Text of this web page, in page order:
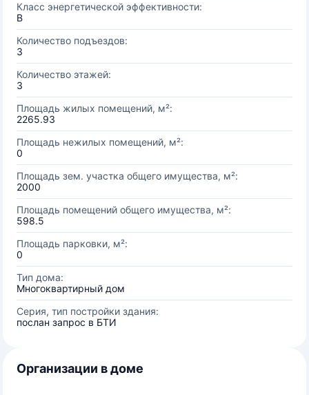
Класс энергетической эффективности:
B
Количество подъездов:
3
Количество этажей:
3
Площадь жилых помещений, м²:
2265.93
Площадь нежилых помещений, м²:
0
Площадь зем. участка общего имущества, м²:
2000
Площадь помещений общего имущества, м²:
598.5
Площадь парковки, м²:
0
Тип дома:
Многоквартирный дом
Серия, тип постройки здания:
послан запрос в БТИ
Организации в доме